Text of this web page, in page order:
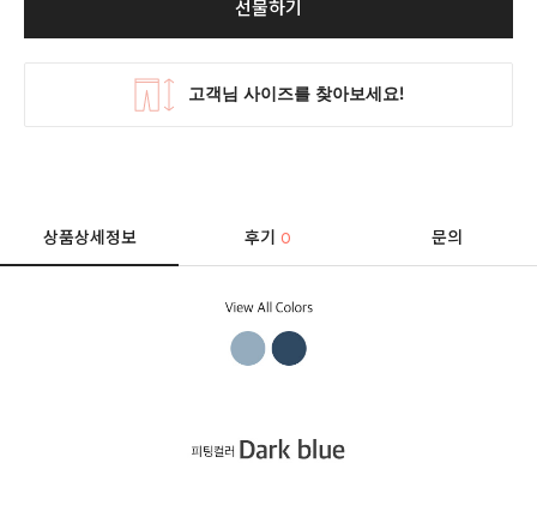
선물하기
상품상세정보 후기0 문의